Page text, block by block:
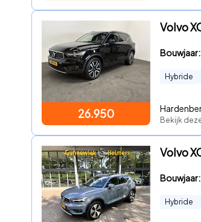
26.950
Volvo
Bouwjaar:
Hybride
Bekijk
Volvo
Bouwjaar:
Hybride